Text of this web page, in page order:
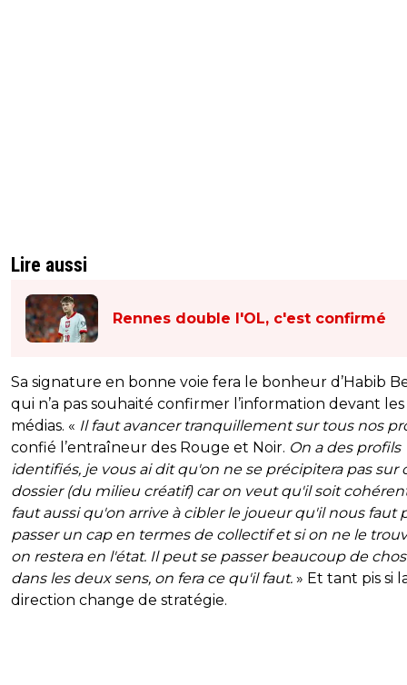
Lire aussi
Rennes double l'OL, c'est confirmé
Sa signature en bonne voie fera le bonheur d’Habib
qui n’a pas souhaité confirmer l’information devant les
médias. « Il faut avancer tranquillement sur tous nos
confié l’entraîneur des Rouge et Noir. On a des profils
identifiés, je vous ai dit qu'on ne se précipitera pas sur
dossier (du milieu créatif) car on veut qu'il soit
faut aussi qu'on arrive à cibler le joueur qu'il nous faut
passer un cap en termes de collectif et si on ne le
on restera en l'état. Il peut se passer beaucoup de
dans les deux sens, on fera ce qu'il faut. » Et tant pis si
direction change de stratégie.